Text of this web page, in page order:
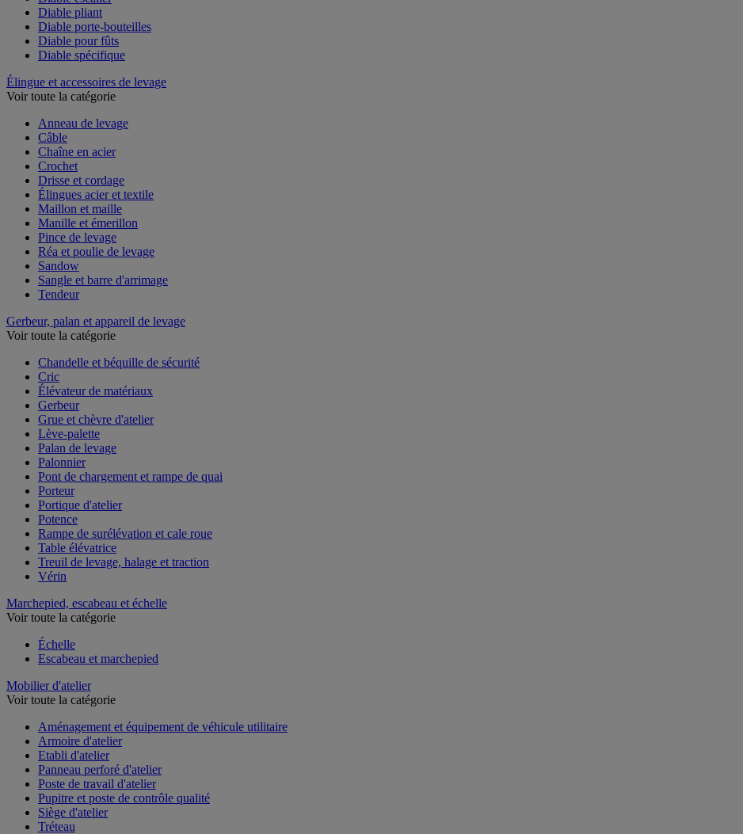
Diable pliant
Diable porte-bouteilles
Diable pour fûts
Diable spécifique
Élingue et accessoires de levage
Voir toute la catégorie
Anneau de levage
Câble
Chaîne en acier
Crochet
Drisse et cordage
Élingues acier et textile
Maillon et maille
Manille et émerillon
Pince de levage
Réa et poulie de levage
Sandow
Sangle et barre d'arrimage
Tendeur
Gerbeur, palan et appareil de levage
Voir toute la catégorie
Chandelle et béquille de sécurité
Cric
Élévateur de matériaux
Gerbeur
Grue et chèvre d'atelier
Lève-palette
Palan de levage
Palonnier
Pont de chargement et rampe de quai
Porteur
Portique d'atelier
Potence
Rampe de surélévation et cale roue
Table élévatrice
Treuil de levage, halage et traction
Vérin
Marchepied, escabeau et échelle
Voir toute la catégorie
Échelle
Escabeau et marchepied
Mobilier d'atelier
Voir toute la catégorie
Aménagement et équipement de véhicule utilitaire
Armoire d'atelier
Etabli d'atelier
Panneau perforé d'atelier
Poste de travail d'atelier
Pupitre et poste de contrôle qualité
Siège d'atelier
Tréteau